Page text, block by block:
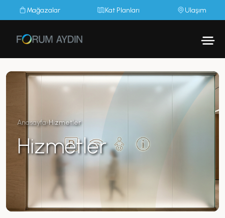
Mağazalar Kat Planları Ulaşım
Anasayfa›Hizmetler
Hizmetler